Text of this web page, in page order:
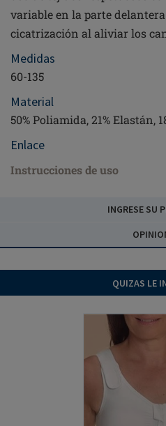
variable en la parte
cicatrización al aliviar los
Medidas
60-135
Material
50% Poliamida, 21% Elastán,
Enlace
Instrucciones de uso
INGRESE SU
QUIZAS LE